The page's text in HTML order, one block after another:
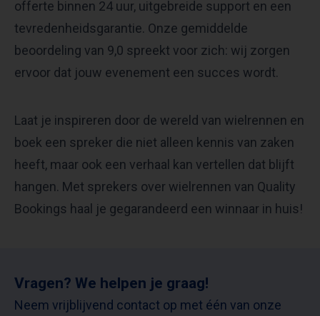
offerte binnen 24 uur, uitgebreide support en een
tevredenheidsgarantie. Onze gemiddelde
beoordeling van 9,0 spreekt voor zich: wij zorgen
ervoor dat jouw evenement een succes wordt.
Laat je inspireren door de wereld van wielrennen en
boek een spreker die niet alleen kennis van zaken
heeft, maar ook een verhaal kan vertellen dat blijft
hangen. Met sprekers over wielrennen van Quality
Bookings haal je gegarandeerd een winnaar in huis!
Vragen? We helpen je graag!
Neem vrijblijvend contact op met één van onze